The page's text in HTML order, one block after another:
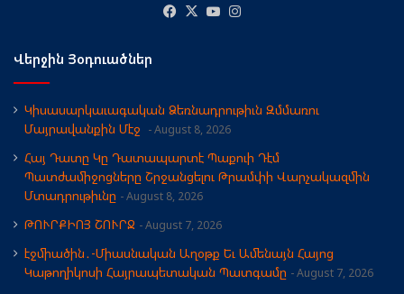
Facebook
X YouTube
Վերջին Յօդուածներ
Կիսասարկաւագական Ձեռնադրութիւն Զմմառու
Մայրավանքին Մէջ
August 8, 2026
Հայ Դատը Կը Դատապարտէ Պաքուի Դէմ
Պատժամիջոցները Շրջանցելու Թրամփի Վարչակազմին
Մտադրութիւնը
August 8, 2026
ԹՈՒՐՔԻՈՅ ՇՈՒՐՋ August 7, 2026
էջմիածին․-Միասնական Աղօթք Եւ Ամենայն Հայոց
Կաթողիկոսի Հայրապետական Պատգամը
August 7, 2026